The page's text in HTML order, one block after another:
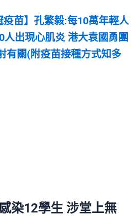
疫苗】孔繁毅:每10萬年輕人
出現心肌炎 港大袁國勇團
有關(附疫苗接種方式知多
染12學生 涉堂上無